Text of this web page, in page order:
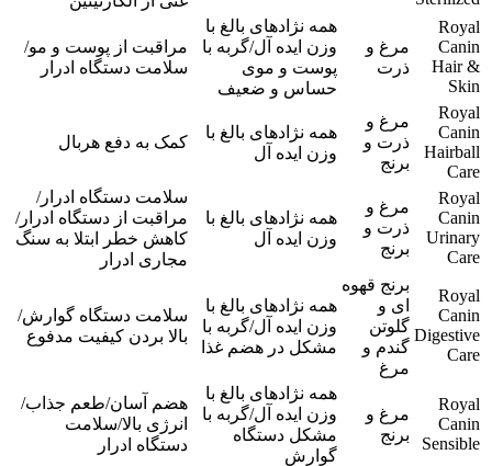
Royal
Canin
Hair &
Skin
مرغ و
ذرت
همه نژادهای بالغ با
وزن ایده آل/گربه با
پوست و موی
حساس و ضعیف
مراقبت از پوست و مو/
سلامت دستگاه ادرار
Royal
Canin
Hairball
Care
مرغ و
ذرت و
برنج
همه نژادهای بالغ با
وزن ایده آل
کمک به دفع هربال
Royal
Canin
Urinary
Care
مرغ و
ذرت و
برنج
همه نژادهای بالغ با
وزن ایده آل
سلامت دستگاه ادرار/
مراقبت از دستگاه ادرار/
کاهش خطر ابتلا به سنگ
مجاری ادرار
Royal
Canin
Digestive
Care
برنج قهوه
ای و
گلوتن
گندم و
مرغ
همه نژادهای بالغ با
وزن ایده آل/گربه با
مشکل در هضم غذا
سلامت دستگاه گوارش/
بالا بردن کیفیت مدفوع
Royal
Canin
Sensible
مرغ و
برنج
همه نژادهای بالغ با
وزن ایده آل/گربه با
مشکل دستگاه
گوارش
هضم آسان/طعم جذاب/
انرژی بالا/سلامت
دستگاه ادرار